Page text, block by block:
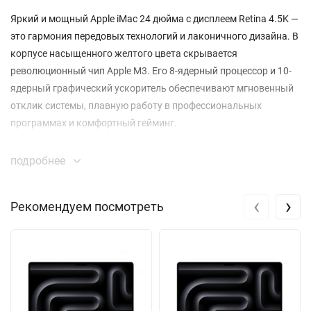
Яркий и мощный Apple iMac 24 дюйма с дисплеем Retina 4.5K —
это гармония передовых технологий и лаконичного дизайна. В
корпусе насыщенного желтого цвета скрывается
революционный чип Apple M3. Его 8-ядерный процессор и 10-
ядерный графический ускоритель обеспечивают мгновенный
отклик системы, плавную работу в профессиональных
программах и комфортный гейминг.
Экран с разрешением 4880 на 2520 пикселей демонстрирует
изображение остается сочным и контрастным при любом
Конфигурация с 16 ГБ унифицированной памяти и SSD на 512
ГБ гарантирует высокую скорость многозадачности и
подробнее
Рекомендуем посмотреть ‹ ›